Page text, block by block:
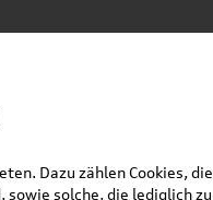
Dazu zählen Cookies,
solche, die lediglich